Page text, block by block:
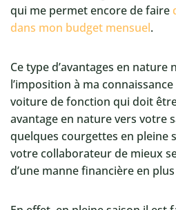
qui me permet encore de faire
dans mon budget mensuel.
Ce type d’avantages en nature
l’imposition à ma
voiture de fonction qui doit
avantage en nature vers votre
quelques courgettes en pleine
votre collaborateur de mieux
d’une manne financière en